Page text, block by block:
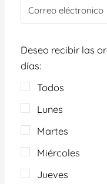
Deseo recibir las
días:
Todos
Lunes
Martes
Miércoles
Jueves